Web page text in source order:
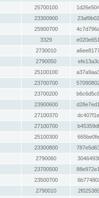
25700100
23300900
25900700
3329
2730010
2790050
25100100
23700700
23700200
23900600
27100370
27100700
25100300
23300800
2790060
23700500
23500700
2790010